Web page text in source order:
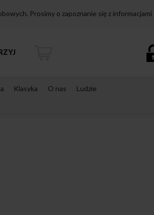
Prosimy o zapoznanie się z informacjami
Klasyka O nas
Ludzie